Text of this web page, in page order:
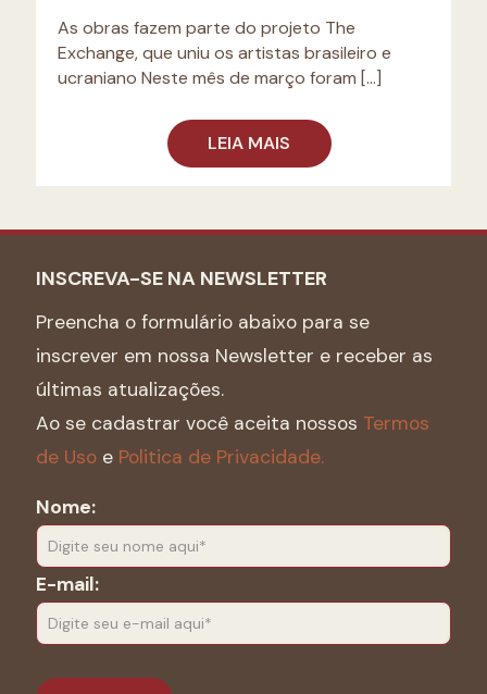
As obras fazem parte do projeto The
Exchange, que uniu os artistas brasileiro e
ucraniano Neste mês de março foram […]
LEIA MAIS
INSCREVA-SE NA NEWSLETTER
Preencha o formulário abaixo para se
inscrever em nossa Newsletter e receber as
últimas atualizações.
Ao se cadastrar você aceita nossos Termos
de Uso e Politica de Privacidade.
Nome:
E-mail: